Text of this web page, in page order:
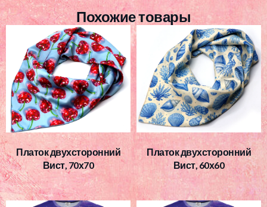
Похожие товары
Платок двухсторонний
Вист, 70х70
Платок двухсторонний
Вист, 60х60